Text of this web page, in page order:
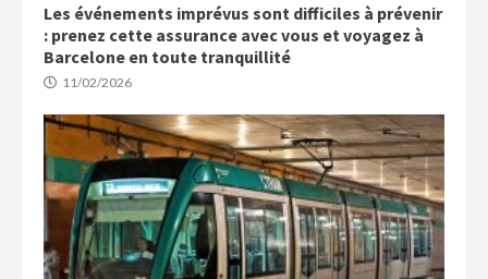
Les événements imprévus sont difficiles à prévenir
: prenez cette assurance avec vous et voyagez à
Barcelone en toute tranquillité
11/02/2026